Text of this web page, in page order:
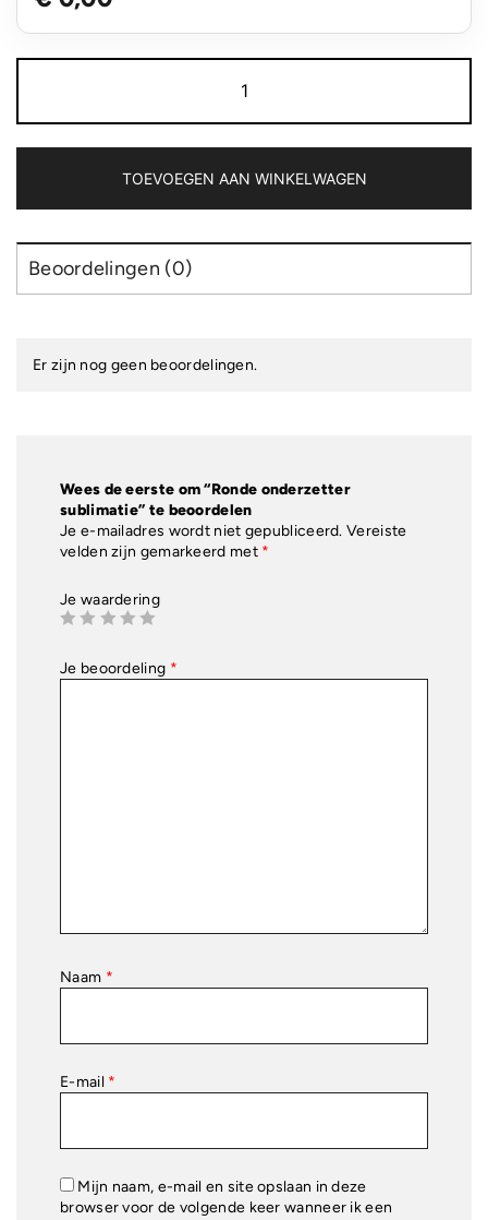
onderzetter
TOEVOEGEN AAN WINKELWAGEN
Beoordelingen (0)
Er zijn nog geen beoordelingen.
Wees de eerste om “Ronde onderzetter
sublimatie” te beoordelen
Je e-mailadres wordt niet gepubliceerd. Vereiste
velden zijn gemarkeerd met *
Je waardering
Je beoordeling *
Naam *
E-mail *
Mijn naam, e-mail en site opslaan in deze
browser voor de volgende keer wanneer ik een